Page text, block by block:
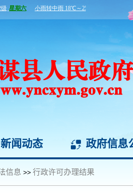
新闻动态 政府信息
信息 >> 行政许可办理结果